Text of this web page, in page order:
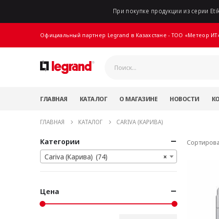
При покупке продукции из серии
Официальный партнер Legrand в Казахстане - ТОО «Метеор
ГЛАВНАЯ КАТАЛОГ О МАГАЗИНЕ НОВОСТИ
ГЛАВНАЯ КАТАЛОГ CARIVA (КАРИВА)
Категории
×
Cariva (Карива) (74)
Цена